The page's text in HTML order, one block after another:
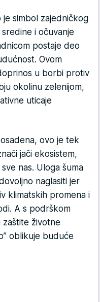
je simbol zajedničkog
i očuvanje
postaje deo
Ovom
u borbi protiv
okolinu zelenijom,
uticaje
ovo je tek
jači ekosistem,
nas. Uloga šuma
naglasiti jer
klimatskih promena i
A s podrškom
zaštite životne
oblikuje buduće